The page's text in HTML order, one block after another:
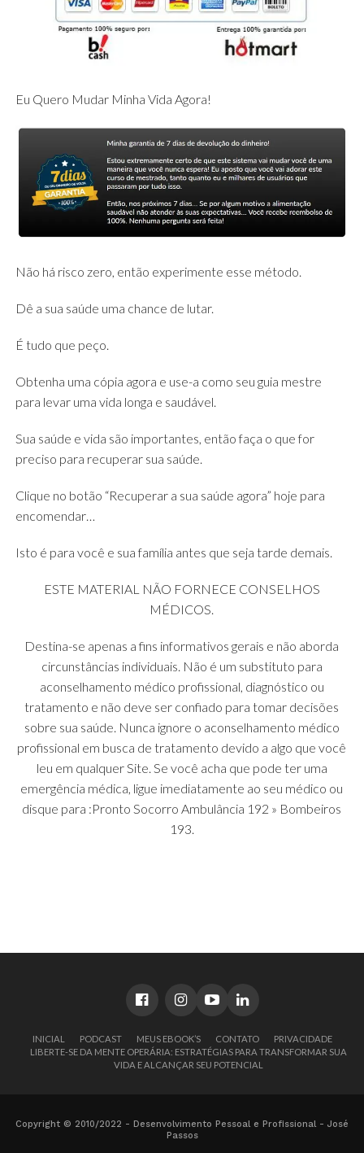
Eu Quero Mudar Minha Vida Agora!
Não há risco zero, então experimente esse método.
Dê a sua saúde uma chance de lutar.
É tudo que peço.
Obtenha uma cópia agora e use-a como seu guia mestre
para levar uma vida longa e saudável.
Sua saúde e vida são importantes, então faça o que for
preciso para recuperar sua saúde.
Clique no botão “Recuperar a sua saúde agora” hoje para
encomendar…
Isto é para você e sua família antes que seja tarde demais.
ESTE MATERIAL NÃO FORNECE CONSELHOS
MÉDICOS.
Destina-se apenas a fins informativos gerais e não aborda
circunstâncias individuais. Não é um substituto para
aconselhamento médico profissional, diagnóstico ou
tratamento e não deve ser confiado para tomar decisões
sobre sua saúde. Nunca ignore o aconselhamento médico
profissional em busca de tratamento devido a algo que você
leu em qualquer Site. Se você acha que pode ter uma
emergência médica, ligue imediatamente ao seu médico ou
disque para :Pronto Socorro Ambulância 192 » Bombeiros
193.
INICIAL PODCAST MEUS EBOOK’S CONTATO
PRIVACIDADE
LIBERTE-SE DA MENTE OPERÁRIA: ESTRATÉGIAS PARA TRANSFORMAR SUA
VIDA E ALCANÇAR SEU POTENCIAL
Copyright © 2010/2022 - Desenvolvimento Pessoal e Profissional - José
Passos